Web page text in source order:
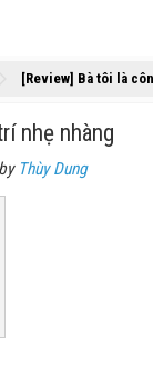
[Review] Bà tôi là
nhẹ nhàng
by Thùy Dung